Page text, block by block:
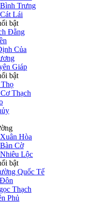
Trưng
Lái
bật
Đằng
Của
Giáp
bật
Thạch
Hòa
Cờ
Lộc
bật
Quốc Tế
Thạch
Phủ